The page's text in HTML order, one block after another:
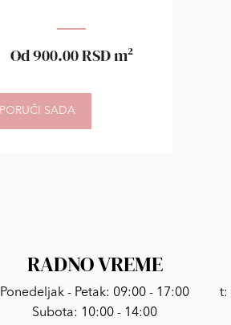
Od900.00RSDm²
PORUČI SADA
RADNO VREME
Ponedeljak - Petak: 09:00 - 17:00
Subota: 10:00 - 14:00
t: